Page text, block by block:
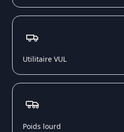
Utilitaire VUL
Poids lourd